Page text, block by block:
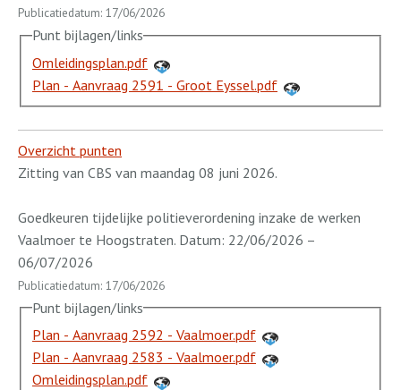
Publicatiedatum: 17/06/2026
Punt bijlagen/links
Omleidingsplan.pdf
Plan - Aanvraag 2591 - Groot Eyssel.pdf
Overzicht punten
Zitting van CBS van maandag 08 juni 2026.
Goedkeuren tijdelijke politieverordening inzake de werken
Vaalmoer te Hoogstraten. Datum: 22/06/2026 –
06/07/2026
Publicatiedatum: 17/06/2026
Punt bijlagen/links
Plan - Aanvraag 2592 - Vaalmoer.pdf
Plan - Aanvraag 2583 - Vaalmoer.pdf
Omleidingsplan.pdf